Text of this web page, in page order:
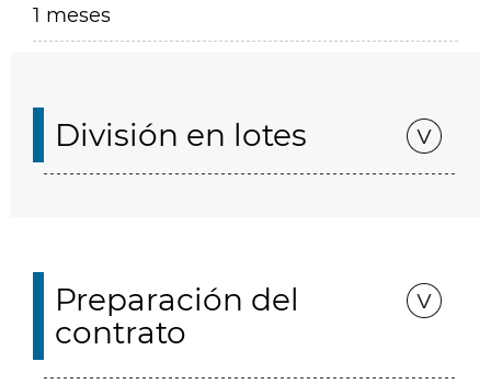
1 meses
División en lotes
Preparación del
contrato